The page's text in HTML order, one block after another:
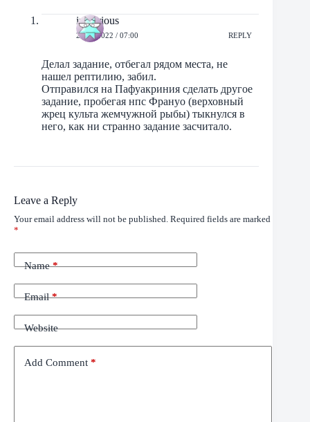
imperious
24/06/2022 / 07:00 REPLY
Делал задание, отбегал рядом места, не
нашел рептилию, забил.
Отправился на Пафуакриния сделать другое
задание, пробегая нпс Франуо (верховный
жрец культа жемчужной рыбы) тыкнулся в
него, как ни странно задание засчитало.
Leave a Reply
Your email address will not be published. Required fields are marked
*
Name*
Email*
Website
Add Comment *